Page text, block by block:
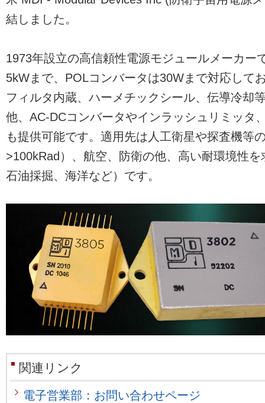
結しました。
1973年設立の高信頼性電源モジュールメーカー
5kWまで、POLコンバータは30Wまで対応して
フィルタ内蔵、ハーメチックシール、伝導冷却
他、AC-DCコンバータやインラッシュリミッタ
も提供可能です。適用先は人工衛星や探査機等
>100kRad）、航空、防衛の他、高い耐環境性
石油採掘、海洋など）です。
関連リンク
電子営業部：お問い合わせページ